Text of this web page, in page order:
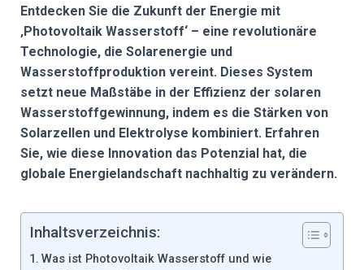
Entdecken Sie die Zukunft der Energie mit
‚Photovoltaik Wasserstoff‘ – eine revolutionäre
Technologie, die Solarenergie und
Wasserstoffproduktion vereint. Dieses System
setzt neue Maßstäbe in der Effizienz der solaren
Wasserstoffgewinnung, indem es die Stärken von
Solarzellen und Elektrolyse kombiniert. Erfahren
Sie, wie diese Innovation das Potenzial hat, die
globale Energielandschaft nachhaltig zu verändern.
Inhaltsverzeichnis:
Was ist Photovoltaik Wasserstoff und wie